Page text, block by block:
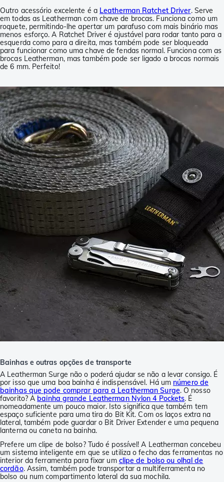
Outro acessório excelente é a Leatherman Ratchet Driver. Serve
em todas as Leatherman com chave de brocas. Funciona como um
roquete, permitindo-lhe apertar um parafuso com mais binário mas
menos esforço. A Ratchet Driver é ajustável para rodar tanto para a
esquerda como para a direita, mas também pode ser bloqueada
para funcionar como uma chave de fendas normal. Funciona com as
brocas Leatherman, mas também pode ser ligado a brocas normais
de 6 mm. Perfeito!
Bainhas e outras opções de transporte
A Leatherman Surge não o poderá ajudar se não a levar consigo. É
por isso que uma boa bainha é indispensável. Há um número de
bainhas que pode comprar para a Leatherman Surge. O nosso
favorito? A bainha grande Leatherman Nylon 4 Pockets. É
nomeadamente um pouco maior. Isto significa que também tem
espaço suficiente para uma tira do Bit Kit. Com os laços extra na
lateral, também pode guardar o Bit Driver Extender e uma pequena
lanterna ou caneta na bainha.
Prefere um clipe de bolso? Tudo é possível! A Leatherman concebeu
um sistema inteligente em que se utiliza o fecho das ferramentas no
interior da ferramenta para fixar um clipe de bolso ou olhal de
cordão. Assim, também pode transportar a multiferramenta no
bolso ou num compartimento lateral da sua mochila.